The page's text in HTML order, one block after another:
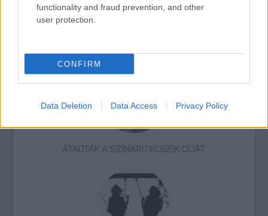
functionality and fraud prevention, and other
user protection.
CONFIRM
Data Deletion Data Access Privacy Policy
ÁTADTÁK A SZÍNIKRITIKUSOK DÍJÁT